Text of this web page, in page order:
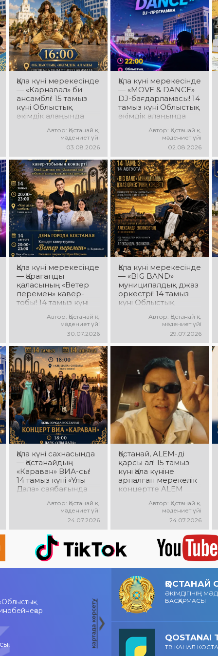
Қала күні мерекесінде
— «Карнавал» би
ансамблі! 15 тамыз
күні Облыстық
әкімдік алаңында
ансамблінің
бағдарламасы өтеді!
Ансамбль жетекшісі
— Шамиль
Фахрутдинов.
Сіздерді әсерлі
хореографиялық
қойылымдар,
жарқын бейнелер,
қуатты ырғақ пен
мерекелік көңіл күй
күтеді!
Автор: Қостанай қ.
мәдениет үйі
03.08.2026
Қала күні мерекесінде
— «MOVE & DANCE»
DJ-бағдарламасы! 14
тамыз күні Облыстық
әкімдік алаңында
бағдарлама өтеді!
Сіздерді заманауи
музыкалық хиттер,
би ырғағы, қуатты
энергия мен жарқын
эмоциялар күтеді!
Автор: Қостанай қ.
мәдениет үйі
02.08.2026
Қала күні мерекесінде
— Қарағанды
қаласының «Ветер
перемен» кавер-
тобы! 14 тамыз күні
саябағында Юрий
Шатунов пен
«Ласковый май»
тобының
шығармашылығына
арналған концерт
өтеді! Сіздерді
көпшілік сүйіп
тыңдайтын әндер,
жылы естеліктер мен
ерекше музыкалық
атмосфера күтеді!
Автор: Қостанай қ.
мәдениет үйі
30.07.2026
Қала күні мерекесінде
— «BIG BAND»
муниципалдық джаз
оркестрі! 14 тамыз
күні Облыстық
«BIG BAND»
муниципалдық джаз
оркестрінің концерті
өтеді! Оркестр
жетекшісі — ҚР еңбек
сіңірген қайраткері
Александр Евсюков.
Музыкалық жетекші-
аранжировщик —
Геннадий Стаканов.
Сіздерді жанды
музыка, жарқын
джаз әуендері мен
ерекше мерекелік
атмосфера күтеді!
Автор: Қостанай қ.
мәдениет үйі
29.07.2026
Қала күні сахнасында
— Қостанайдың
«Караван» ВИА-сы!
14 тамыз күні «Ұлы
Дала» саябағында
сының мерекелік
концерті өтеді!
Сіздерді сүйікті
әндер, жанды
музыка, жарқын
эмоциялар мен
көтеріңкі көңіл күй
күтеді!
Автор: Қостанай қ.
мәдениет үйі
24.07.2026
Қостанай, ALEM-ді
қарсы ал! 15 тамыз
күні Қала күніне
арналған мерекелік
концертте ALEM
@xcialemАвтор: Қостанай қ.
мәдениет үйі
24.07.2026
ҚОСТАНАЙ
ӘКІМДІГІНІҢ
БАСҚАРМАСЫ
QOSTANAI
ТВ КАНАЛ